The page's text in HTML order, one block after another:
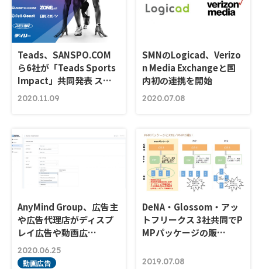
Teads、SANSPO.COM
ら6社が「Teads Sports
Impact」共同発表 ス…
2020.11.09
SMNのLogicad、Verizo
n Media Exchangeと国
内初の連携を開始
2020.07.08
AnyMind Group、広告主
や広告代理店がディスプ
レイ広告や動画広…
2020.06.25
動画広告
DeNA・Glossom・アッ
トフリークス 3社共同でP
MPパッケージの販…
2019.07.08